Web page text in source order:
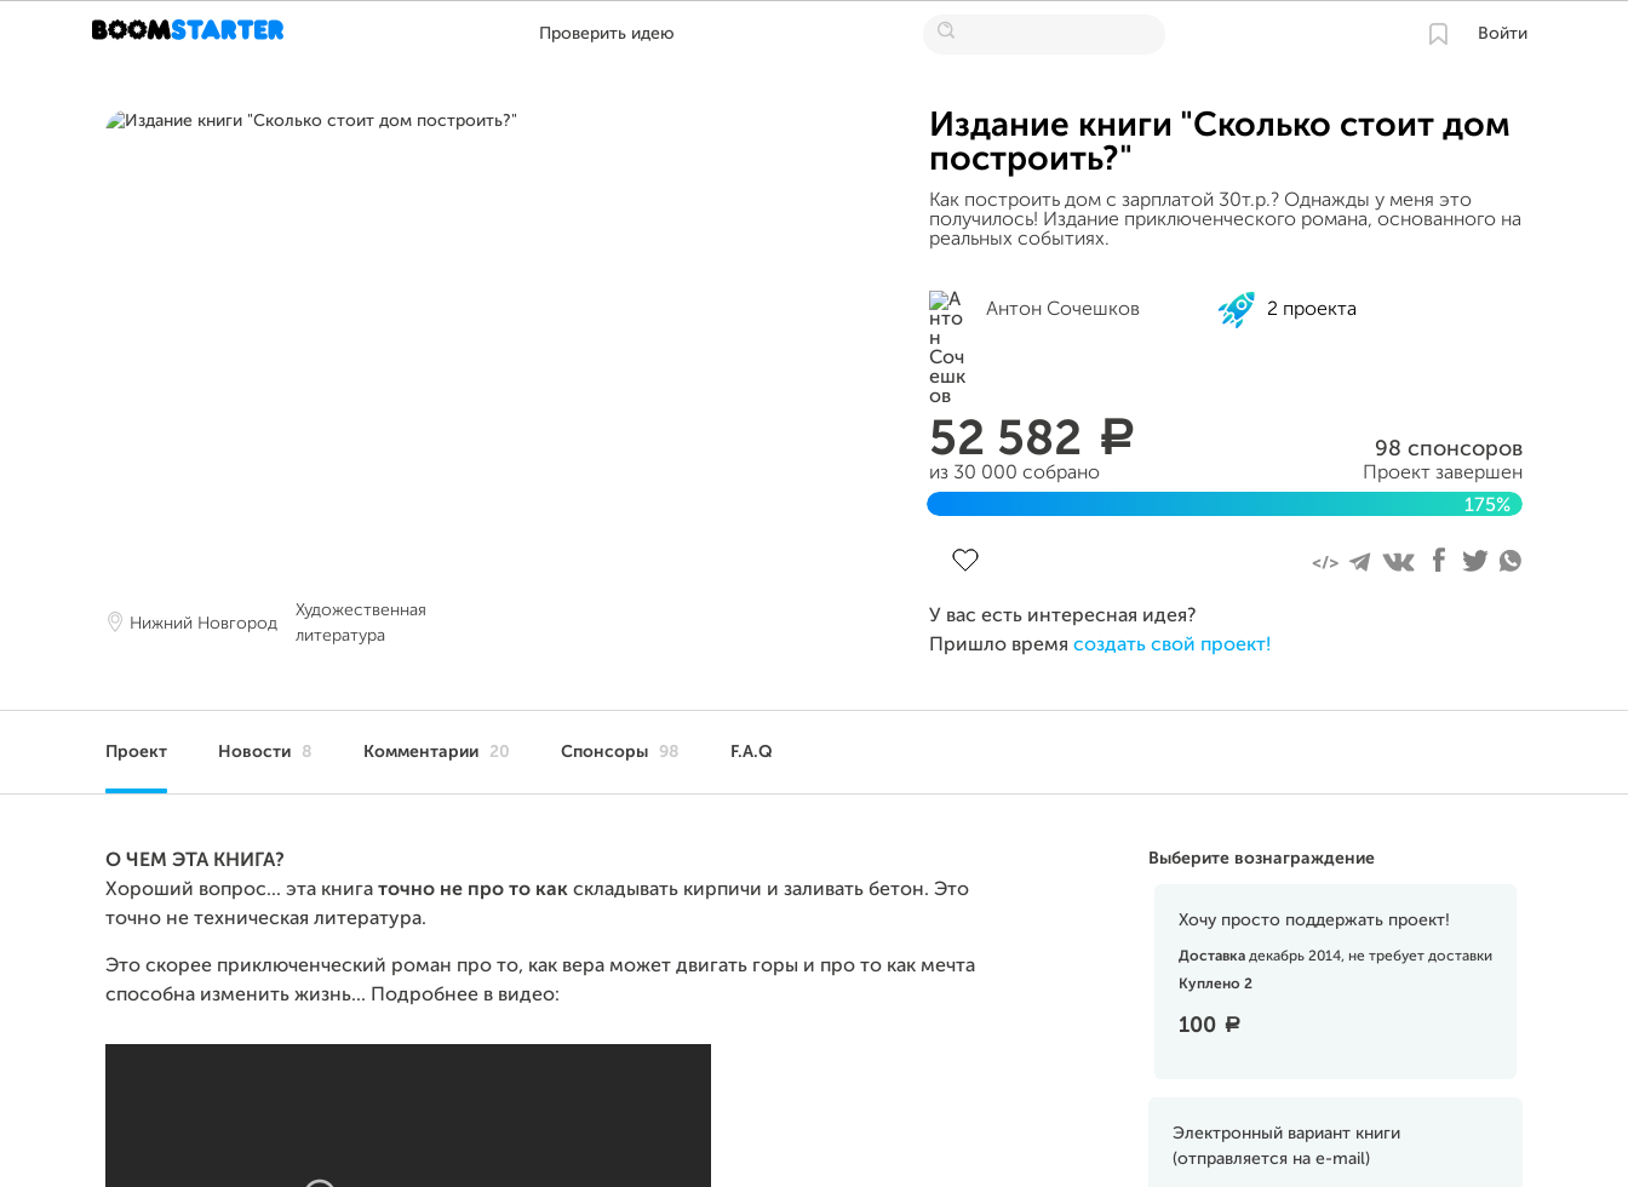
Проверить идею Войти
Нижний Новгород
Художественная
литература
Издание книги "Сколько стоит дом
построить?"
Как построить дом с зарплатой 30т.р.? Однажды у меня это
получилось! Издание приключенческого романа, основанного на
реальных событиях.
Антон Сочешков 2 проекта
52 582 a
из 30 000 собрано
98 спонсоров
Проект завершен
175%
У вас есть интересная идея?
Пришло время создать свой проект!
Проект Новости 8 Комментарии 20 Спонсоры 98 F.A.Q
Выберите вознаграждение
Хочу просто поддержать проект!
Доставка декабрь 2014, не требует доставки
Куплено 2
100 a
Электронный вариант книги
(отправляется на e-mail)
О ЧЕМ ЭТА КНИГА?
Хороший вопрос... эта книга точно не про то как складывать кирпичи и заливать бетон. Это
точно не техническая литература.
Это скорее приключенческий роман про то, как вера может двигать горы и про то как мечта
способна изменить жизнь... Подробнее в видео: